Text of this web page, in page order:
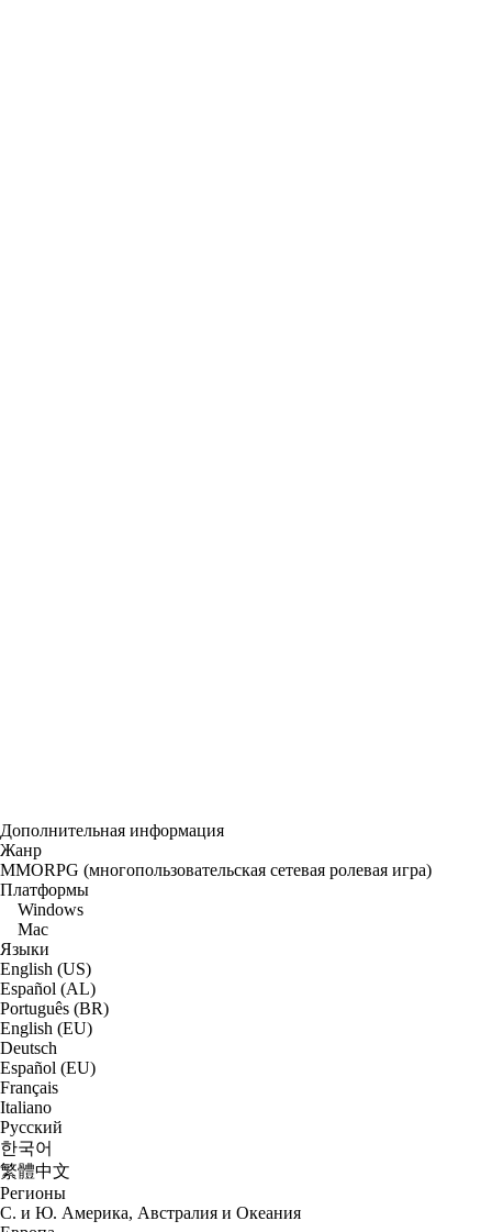
Дополнительная информация
Жанр
MMORPG (многопользовательская сетевая ролевая игра)
Платформы
Windows
Mac
Языки
English (US)
Español (AL)
Português (BR)
English (EU)
Deutsch
Español (EU)
Français
Italiano
Русский
한국어
繁體中文
Регионы
С. и Ю. Америка, Австралия и Океания